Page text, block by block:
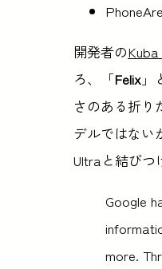
開発者の
ろ、「Felix 」
さのある折り
デルではない
Ultraと結びつ
Google
more.